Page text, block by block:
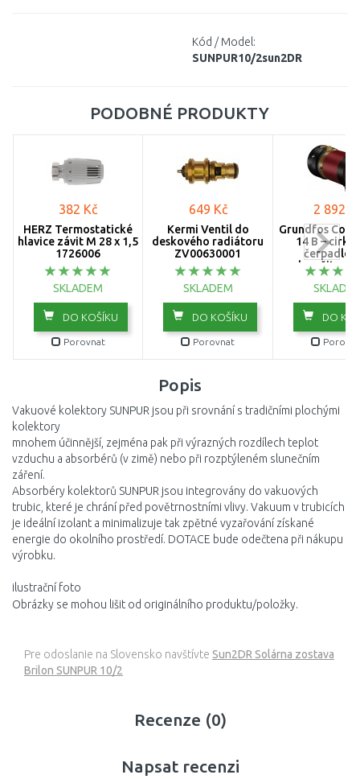
Kód / Model:
SUNPUR10/2sun2DR
PODOBNÉ PRODUKTY
382 Kč
HERZ Termostatické
hlavice závit M 28 x 1,5
1726006
SKLADEM
DO KOŠÍKU
Porovnat
649 Kč
Kermi Ventil do
deskového radiátoru
ZV00630001
SKLADEM
DO KOŠÍKU
Porovnat
2 892
Grundfos
14 B –
čerpadlo
okamžitou
vodu z
DO
Popis
Vakuové kolektory SUNPUR jsou při srovnání s tradičními plochými
kolektory
mnohem účinnější, zejména pak při výrazných rozdílech teplot
vzduchu a absorbérů (v zimě) nebo při rozptýleném slunečním
záření.
Absorbéry kolektorů SUNPUR jsou integrovány do vakuových
trubic, které je chrání před povětrnostními vlivy. Vakuum v trubicích
je ideální izolant a minimalizuje tak zpětné vyzařování získané
energie do okolního prostředí. DOTACE bude odečtena při nákupu
výrobku.
ilustrační foto
Obrázky se mohou lišit od originálního produktu/položky.
Pre odoslanie na Slovensko navštívte Sun2DR Solárna zostava
Brilon SUNPUR 10/2
Recenze (0)
Napsat recenzi